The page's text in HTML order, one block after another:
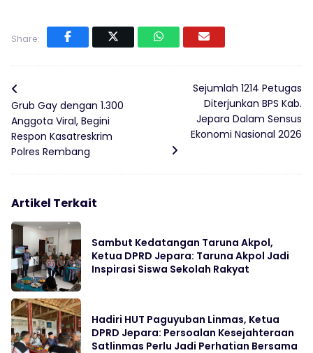
Share:
Grub Gay dengan 1.300
Anggota Viral, Begini
Respon Kasatreskrim
Polres Rembang
Sejumlah 1214 Petugas
Diterjunkan BPS Kab.
Jepara Dalam Sensus
Ekonomi Nasional 2026
Artikel Terkait
Sambut Kedatangan Taruna Akpol,
Ketua DPRD Jepara: Taruna Akpol Jadi
Inspirasi Siswa Sekolah Rakyat
Hadiri HUT Paguyuban Linmas, Ketua
DPRD Jepara: Persoalan Kesejahteraan
Satlinmas Perlu Jadi Perhatian Bersama